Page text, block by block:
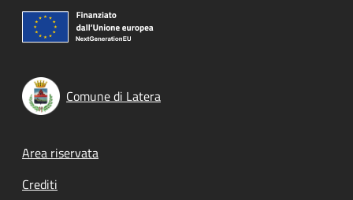
Comune di Latera
Footer menu
Area riservata
Crediti